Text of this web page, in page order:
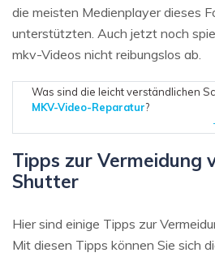
die meisten Medienplayer dieses
unterstützten. Auch jetzt noch
mkv-Videos nicht reibungslos ab.
Was sind die leicht verständlichen
MKV-Video-Reparatur?
Tipps zur Vermeidung
Shutter
Hier sind einige Tipps zur
Mit diesen Tipps können Sie sich